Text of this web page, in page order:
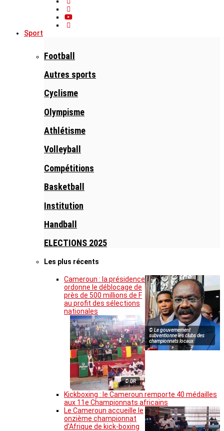
Sport
Football
Autres sports
Cyclisme
Olympisme
Athlétisme
Volleyball
Compétitions
Basketball
Institution
Handball
ELECTIONS 2025
Les plus récents
© Le gouvernement
subventionne les clubs des
championnats locaux
Cameroun : la présidence
ordonne le déblocage de
près de 500 millions de F
au profit des sélections
nationales
© DR
Kickboxing : le Cameroun remporte 40 médailles
aux 11e Championnats africains
Le Cameroun accueille le
onzième championnat
d’Afrique de kick-boxing